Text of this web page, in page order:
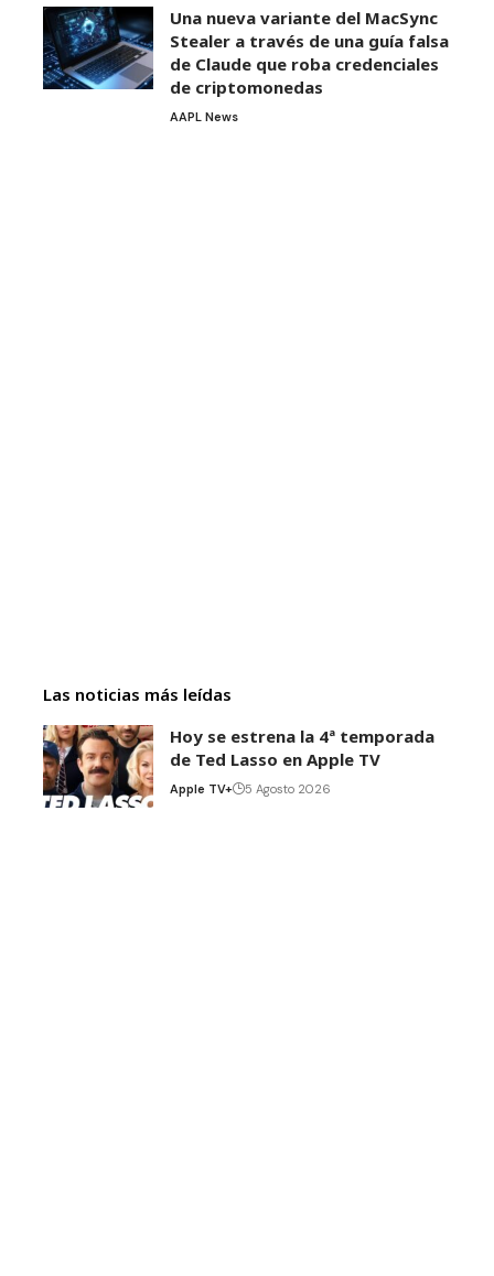
Una nueva variante del MacSync
Stealer a través de una guía falsa
de Claude que roba credenciales
de criptomonedas
AAPL News
Las noticias más leídas
Hoy se estrena la 4ª temporada
de Ted Lasso en Apple TV
Apple TV+ 5 Agosto 2026